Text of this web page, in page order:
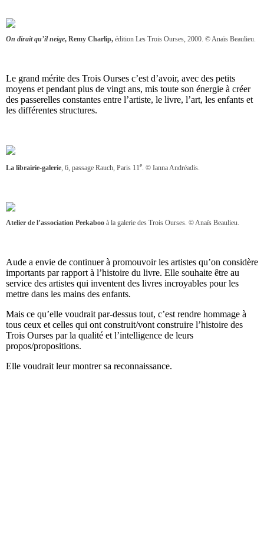
On dirait qu’il neige, Remy Charlip, édition Les Trois Ourses, 2000. © Anaïs Beaulieu.
Le grand mérite des Trois Ourses c’est d’avoir, avec des petits
moyens et pendant plus de vingt ans, mis toute son énergie à créer
des passerelles constantes entre l’artiste, le livre, l’art, les enfants et
les différentes structures.
La librairie-galerie, 6, passage Rauch, Paris 11e. © Ianna Andréadis.
Atelier de l’association Peekaboo à la galerie des Trois Ourses. © Anaïs Beaulieu.
Aude a envie de continuer à promouvoir les artistes qu’on considère
importants par rapport à l’histoire du livre. Elle souhaite être au
service des artistes qui inventent des livres incroyables pour les
mettre dans les mains des enfants.
Mais ce qu’elle voudrait par-dessus tout, c’est rendre hommage à
tous ceux et celles qui ont construit/vont construire l’histoire des
Trois Ourses par la qualité et l’intelligence de leurs
propos/propositions.
Elle voudrait leur montrer sa reconnaissance.